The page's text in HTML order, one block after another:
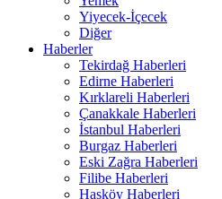
Yiyecek-İçecek
Diğer
Haberler
Tekirdağ Haberleri
Edirne Haberleri
Kırklareli Haberleri
Çanakkale Haberleri
İstanbul Haberleri
Burgaz Haberleri
Eski Zağra Haberleri
Filibe Haberleri
Hasköy Haberleri